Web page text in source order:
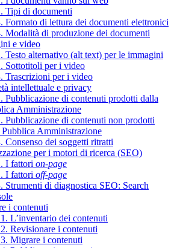
Tipi di documenti
Formato di lettura dei documenti elettronici
Modalità di produzione dei documenti
e video
Testo alternativo (alt text) per le immagini
Sottotitoli per i video
Trascrizioni per i video
intellettuale e privacy
Pubblicazione di contenuti prodotti dalla
Amministrazione
Pubblicazione di contenuti non prodotti
Pubblica Amministrazione
Consenso dei soggetti ritratti
per i motori di ricerca (SEO)
I fattori on-page
I fattori off-page
Strumenti di diagnostica SEO: Search
i contenuti
L’inventario dei contenuti
Revisionare i contenuti
Migrare i contenuti